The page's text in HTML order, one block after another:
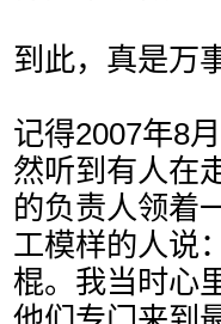
到此，真是万
记得2007年8
然听到有人在
的负责人领着
工模样的人说
棍。我当时心